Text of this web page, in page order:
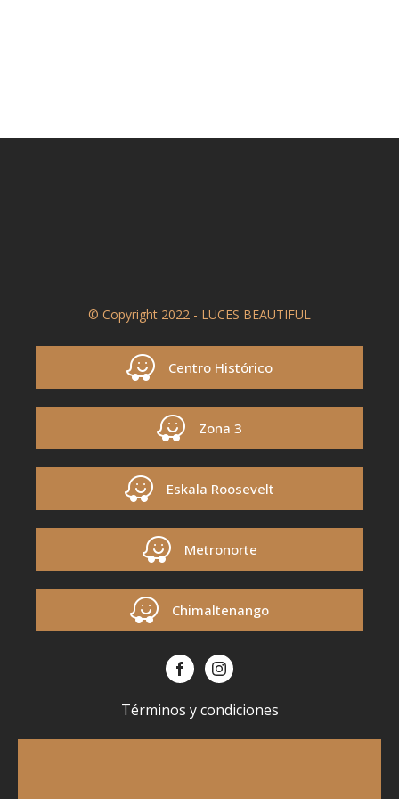
© Copyright 2022 - LUCES BEAUTIFUL
Centro Histórico
Zona 3
Eskala Roosevelt
Metronorte
Chimaltenango
Términos y condiciones